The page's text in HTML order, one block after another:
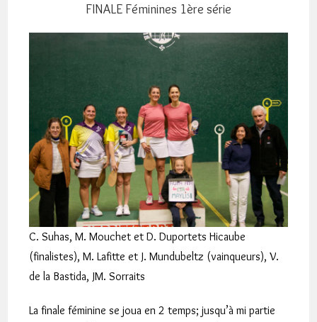
FINALE Féminines 1ère série
C. Suhas, M. Mouchet et D. Duportets Hicaube
(finalistes), M. Lafitte et J. Mundubeltz (vainqueurs), V.
de la Bastida, JM. Sorraits
La finale féminine se joua en 2 temps; jusqu’à mi partie